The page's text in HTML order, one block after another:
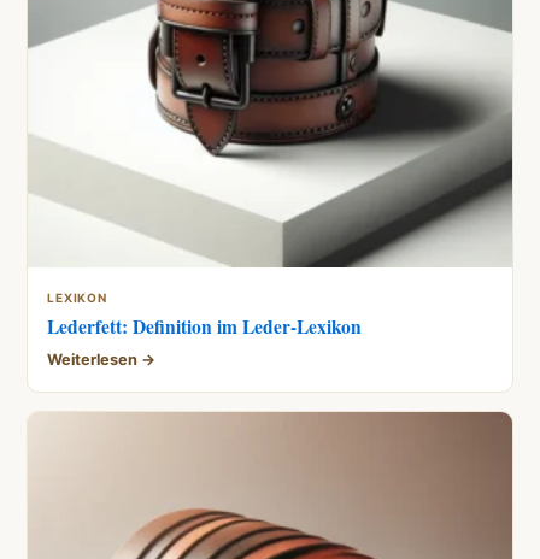
LEXIKON
Lederfett: Definition im Leder-Lexikon
Weiterlesen →